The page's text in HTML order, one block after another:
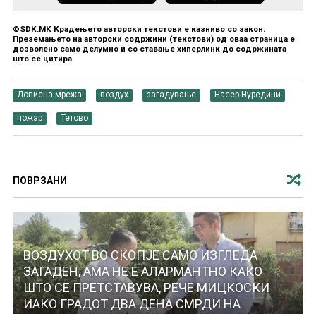
©SDK.MK Крадењето авторски текстови е казниво со закон.
Преземањето на авторски содржини (текстови) од оваа страница е
дозволено само делумно и со ставање хиперлинк до содржината
што се цитира
Дописна мрежа воздух загадување Насер Нуредини
пожар Тетово
ПОВРЗАНИ
ВОЗДУХОТ ВО СКОПЈЕ САМО ИЗГЛЕДА
ЗАГАДЕН, АМА НЕ Е АЛАРМАНТНО КАКО
ШТО СЕ ПРЕТСТАВУВА, РЕЧЕ МИЦКОСКИ
ИАКО ГРАДОТ ДВА ДЕНА СМРДИ НА